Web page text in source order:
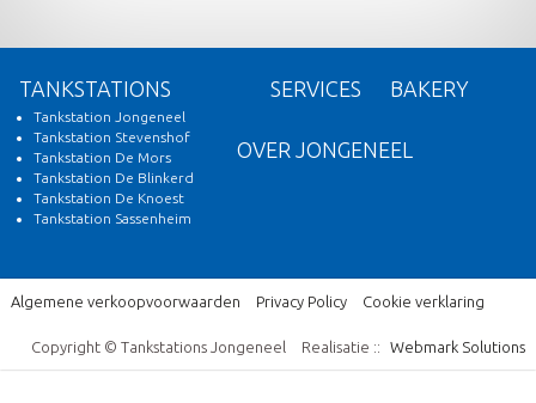
TANKSTATIONS
Tankstation Jongeneel
Tankstation Stevenshof
Tankstation De Mors
Tankstation De Blinkerd
Tankstation De Knoest
Tankstation Sassenheim
SERVICES BAKERY
OVER JONGENEEL
Algemene verkoopvoorwaarden Privacy Policy Cookie verklaring
Copyright © Tankstations Jongeneel Realisatie :: Webmark Solutions